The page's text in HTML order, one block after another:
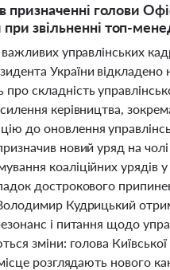
призначенні голови
звільненні топ-
управлінських
України відкладено
складність
керівництва,
оновлення
новий уряд на
коаліційних
дострокового
Кудрицький
і питання щодо
зміни: голова Київської
розглядають нового